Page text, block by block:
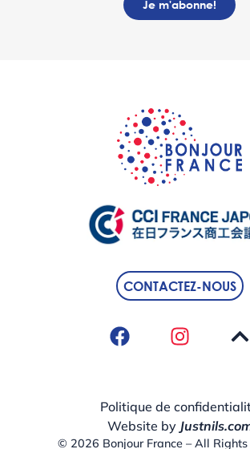
Je m'abonne!
CONTACTEZ-NOUS
© 2026 Bonjour France – All Rights
Politique de
Website by